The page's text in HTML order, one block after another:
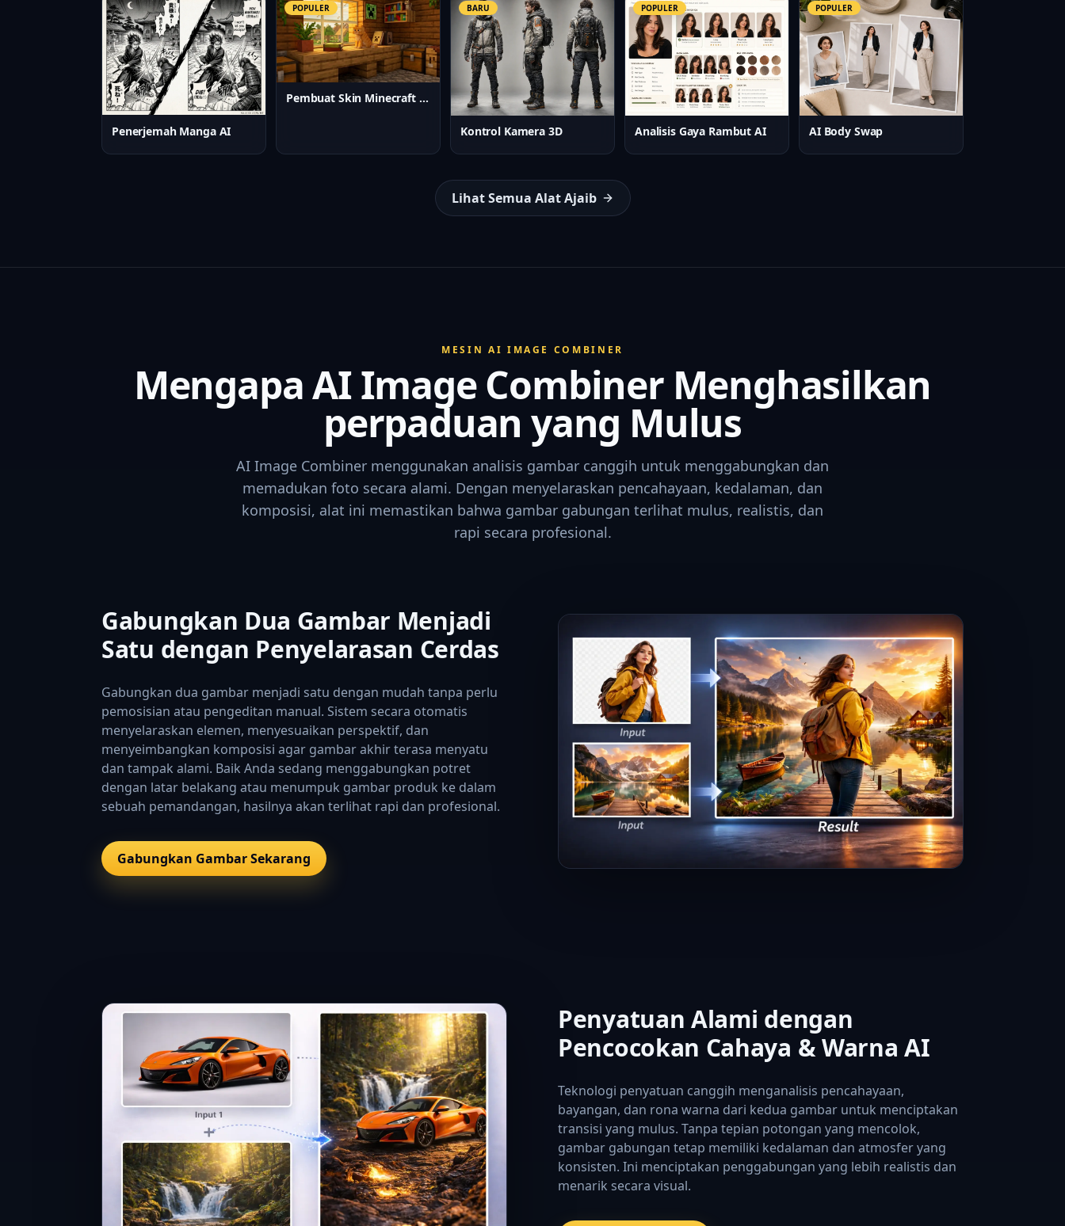
Penerjemah Manga AI
POPULER
Pembuat Skin Minecraft AI
BARU
Kontrol Kamera 3D
POPULER
Analisis Gaya Rambut AI
POPULER
AI Body Swap
Lihat Semua Alat Ajaib
MESIN AI IMAGE COMBINER
Mengapa AI Image Combiner Menghasilkan
perpaduan yang Mulus
AI Image Combiner menggunakan analisis gambar canggih untuk menggabungkan dan
memadukan foto secara alami. Dengan menyelaraskan pencahayaan, kedalaman, dan
komposisi, alat ini memastikan bahwa gambar gabungan terlihat mulus, realistis, dan
rapi secara profesional.
Gabungkan Dua Gambar Menjadi
Satu dengan Penyelarasan Cerdas
Gabungkan dua gambar menjadi satu dengan mudah tanpa perlu
pemosisian atau pengeditan manual. Sistem secara otomatis
menyelaraskan elemen, menyesuaikan perspektif, dan
menyeimbangkan komposisi agar gambar akhir terasa menyatu
dan tampak alami. Baik Anda sedang menggabungkan potret
dengan latar belakang atau menumpuk gambar produk ke dalam
sebuah pemandangan, hasilnya akan terlihat rapi dan profesional.
Gabungkan Gambar Sekarang
Penyatuan Alami dengan
Pencocokan Cahaya & Warna AI
Teknologi penyatuan canggih menganalisis pencahayaan,
bayangan, dan rona warna dari kedua gambar untuk menciptakan
transisi yang mulus. Tanpa tepian potongan yang mencolok,
gambar gabungan tetap memiliki kedalaman dan atmosfer yang
konsisten. Ini menciptakan penggabungan yang lebih realistis dan
menarik secara visual.